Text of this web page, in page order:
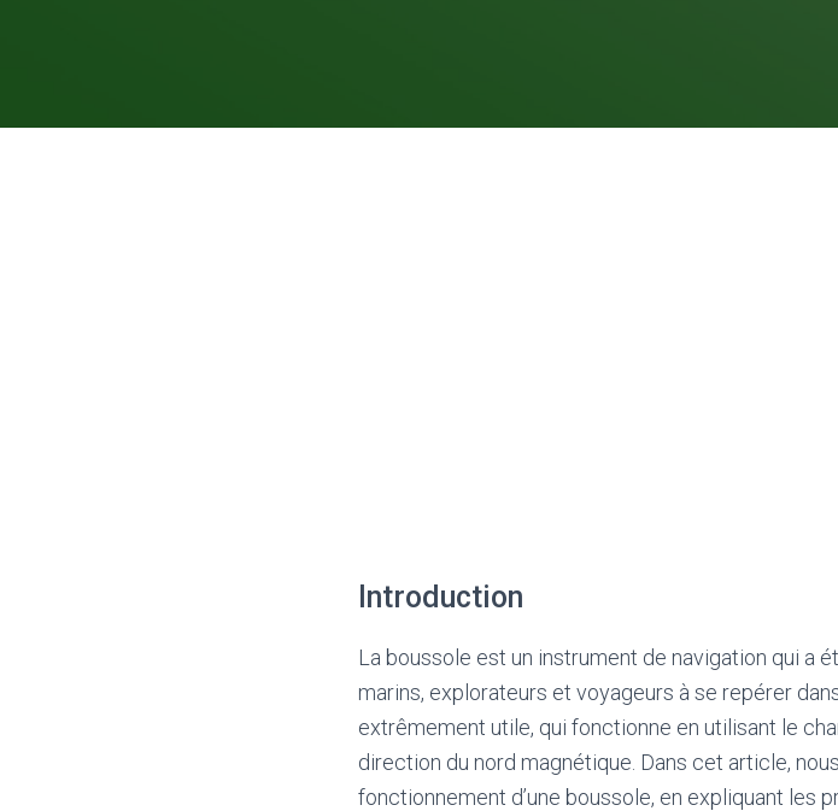
Introduction
La boussole est un instrument de navigation qui a
marins, explorateurs et voyageurs à se repérer
extrêmement utile, qui fonctionne en utilisant le
direction du nord magnétique. Dans cet article,
fonctionnement d’une boussole, en expliquant les